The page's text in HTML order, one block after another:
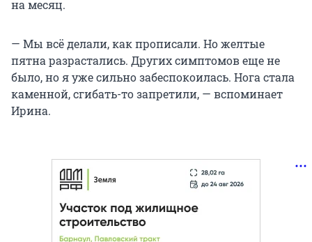
на месяц.
— Мы всё делали, как прописали. Но желтые
пятна разрастались. Других симптомов еще не
было, но я уже сильно забеспокоилась. Нога стала
каменной, сгибать-то запретили, — вспоминает
Ирина.